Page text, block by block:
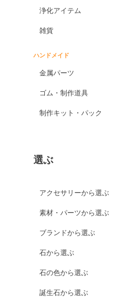
浄化アイテム
雑貨
ハンドメイド
金属パーツ
ゴム・制作道具
制作キット・パック
選ぶ
アクセサリーから選ぶ
素材・パーツから選ぶ
ブランドから選ぶ
石から選ぶ
石の色から選ぶ
誕生石から選ぶ